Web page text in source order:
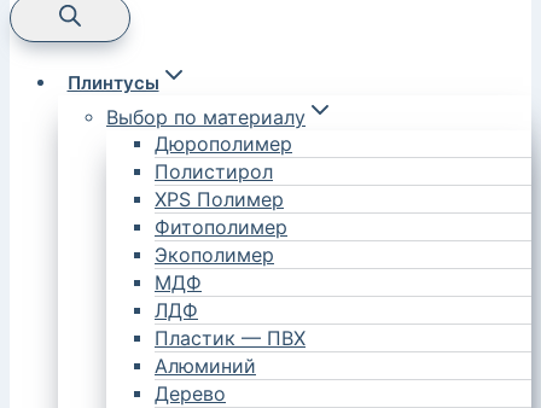
Плинтусы
Выбор по материалу
Дюрополимер
Полистирол
XPS Полимер
Фитополимер
Экополимер
МДФ
ЛДФ
Пластик — ПВХ
Алюминий
Дерево